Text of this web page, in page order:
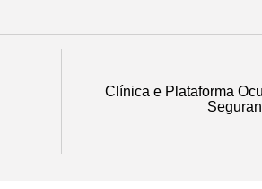
Clínica e Plataforma